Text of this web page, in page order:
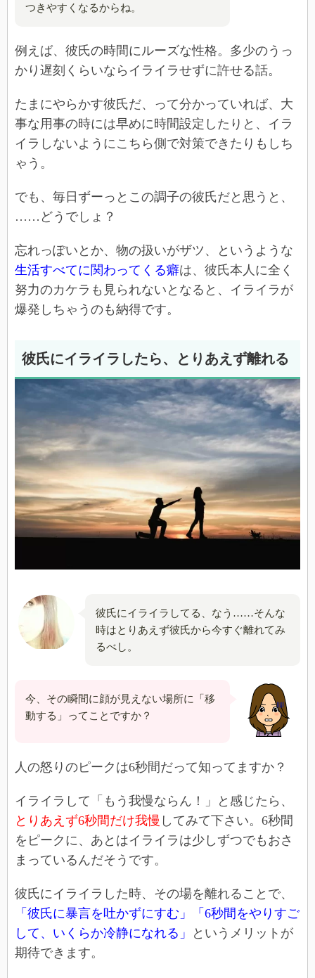
つきやすくなるからね。
例えば、彼氏の時間にルーズな性格。多少のうっ
かり遅刻くらいならイライラせずに許せる話。
たまにやらかす彼氏だ、って分かっていれば、大
事な用事の時には早めに時間設定したりと、イラ
イラしないようにこちら側で対策できたりもしち
ゃう。
でも、毎日ずーっとこの調子の彼氏だと思うと、
……どうでしょ？
忘れっぽいとか、物の扱いがザツ、というような
生活すべてに関わってくる癖は、彼氏本人に全く
努力のカケラも見られないとなると、イライラが
爆発しちゃうのも納得です。
彼氏にイライラしたら、とりあえず離れる
彼氏にイライラしてる、なう……そんな
時はとりあえず彼氏から今すぐ離れてみ
るべし。
今、その瞬間に顔が見えない場所に「移
動する」ってことですか？
人の怒りのピークは6秒間だって知ってますか？
イライラして「もう我慢ならん！」と感じたら、
とりあえず6秒間だけ我慢 してみて下さい。6秒間
をピークに、あとはイライラは少しずつでもおさ
まっているんだそうです。
彼氏にイライラした時、その場を離れることで、
「彼氏に暴言を吐かずにすむ」「6秒間をやりすご
して、いくらか冷静になれる」
というメリットが
期待できます。